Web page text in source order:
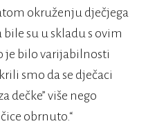
okruženju dječjega
su u skladu s ovim
je bilo varijabilnosti
smo da se dječaci
dečke” više nego
obrnuto.“